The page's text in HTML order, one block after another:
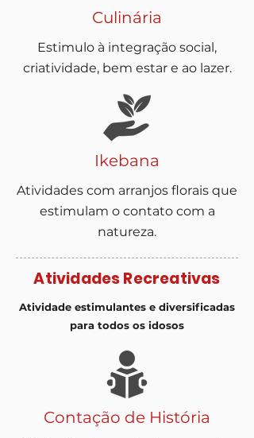
Culinária
Estimulo à integração social,
criatividade, bem estar e ao lazer.
Ikebana
Atividades com arranjos florais que
estimulam o contato com a
natureza.
Atividades Recreativas
Atividade estimulantes e diversificadas
para todos os idosos
Contação de História